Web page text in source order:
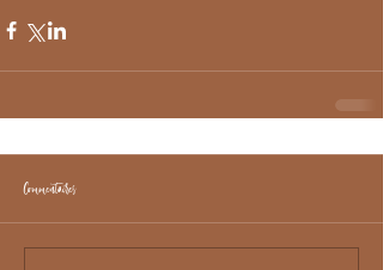
Commentaires